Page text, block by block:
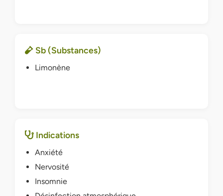
Sb (Substances)
Limonène
Indications
Anxiété
Nervosité
Insomnie